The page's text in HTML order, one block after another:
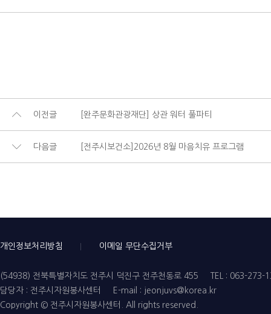
이전글 [완주문화관광재단] 상관 워터 풀파티
다음글 [전주시보건소]2026년 8월 마음치유 프로그램
개인정보처리방침 이메일 무단수집거부
(54938) 전북특별자치도 전주시 덕진구 전주천동로 455
TEL : 063-273-
담당자 : 전주시자원봉사센터
E-mail : jeonjuvs@korea.kr
Copyright © 전주시자원봉사센터. All rights reserved.